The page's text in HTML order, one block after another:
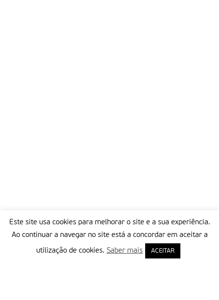
Este site usa cookies para melhorar o site e a sua experiência.
Ao continuar a navegar no site está a concordar em aceitar a
utilização de cookies. Saber mais ACEITAR